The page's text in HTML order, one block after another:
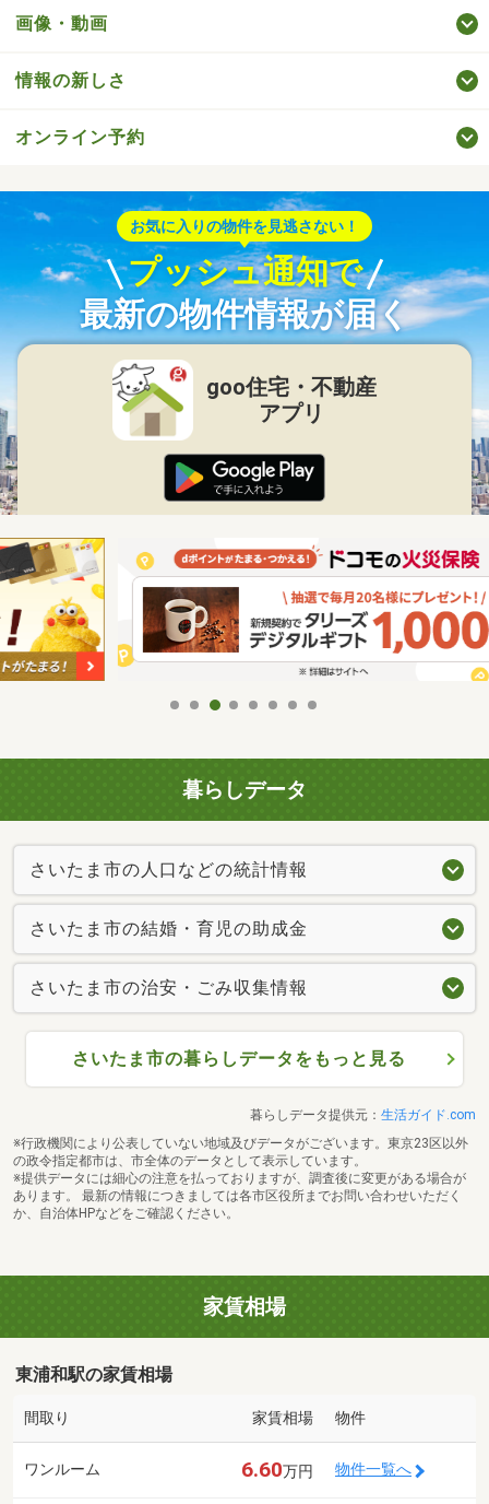
画像・動画
情報の新しさ
オンライン予約
お気に入りの物件を見逃さない！
プッシュ通知で
最新の物件情報が届く
goo住宅・不動産
アプリ
暮らしデータ
さいたま市の人口などの統計情報
さいたま市の結婚・育児の助成金
さいたま市の治安・ごみ収集情報
さいたま市の暮らしデータをもっと見る
暮らしデータ提供元： 生活ガイド.com
※行政機関により公表していない地域及びデータがございます。東京23区以外
の政令指定都市は、市全体のデータとして表示しています。
※提供データには細心の注意を払っておりますが、調査後に変更がある場合が
あります。 最新の情報につきましては各市区役所までお問い合わせいただく
か、自治体HPなどをご確認ください。
家賃相場
東浦和駅の家賃相場
間取り 家賃相場 物件
ワンルーム 6.60万円 物件一覧へ